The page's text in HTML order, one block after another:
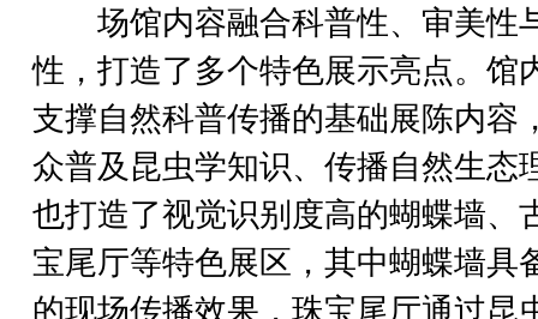
场馆内容融合科普性、审美性
性，打造了多个特色展示亮点。馆
支撑自然科普传播的基础展陈内容
众普及昆虫学知识、传播自然生态
也打造了视觉识别度高的蝴蝶墙、
宝尾厅等特色展区，其中蝴蝶墙具
的现场传播效果，珠宝尾厅通过昆